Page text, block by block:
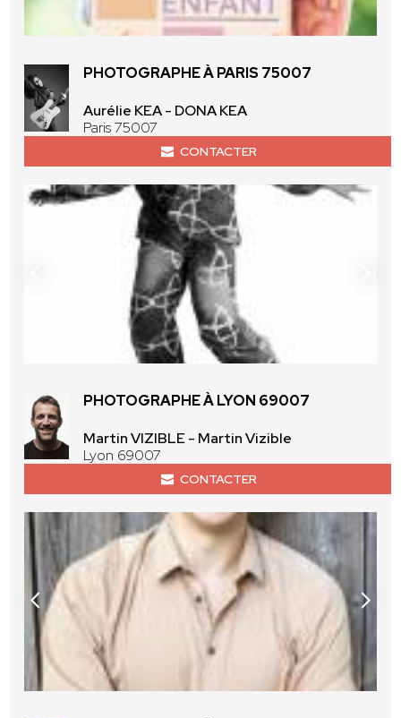
PHOTOGRAPHE À PARIS 75007
Aurélie KEA - DONA KEA
Paris 75007
CONTACTER
PHOTOGRAPHE À LYON 69007
Martin VIZIBLE - Martin Vizible
Lyon 69007
CONTACTER